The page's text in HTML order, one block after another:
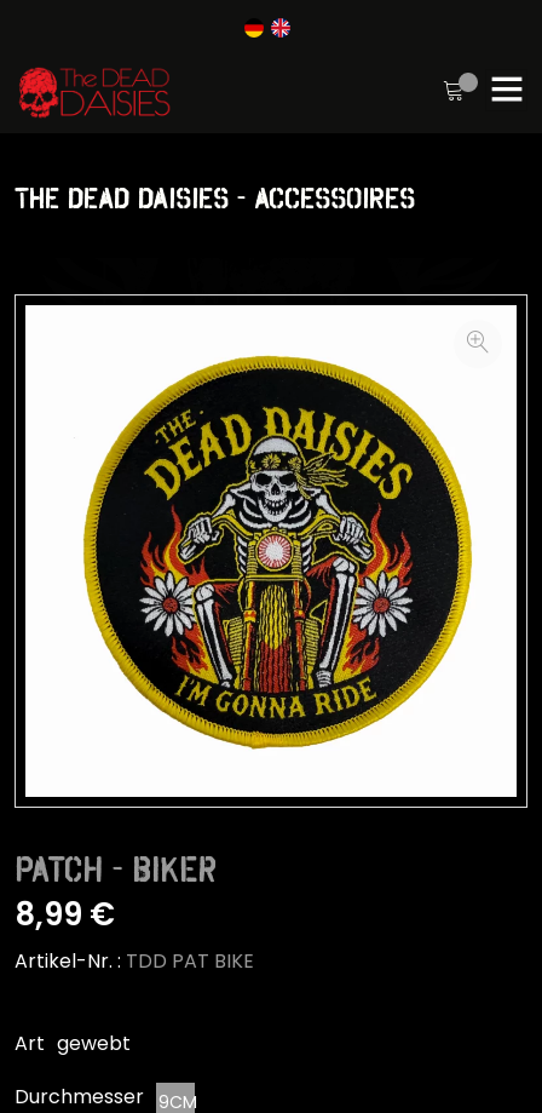
THE DEAD DAISIES - ACCESSOIRES
Patch - Biker
8,99 €
Artikel-Nr. : TDD PAT BIKE
Art gewebt
Durchmesser
9CM